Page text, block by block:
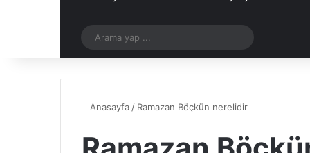
Rastgele Makale
yap
Anasayfa / Ramazan Böçkün nerelidir